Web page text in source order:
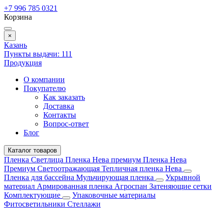
+7 996 785 0321
Корзина
×
Казань
Пункты выдачи: 111
Продукция
О компании
Покупателю
Как заказать
Доставка
Контакты
Вопрос-ответ
Блог
Каталог товаров
Пленка Светлица Пленка Нева премиум Пленка Нева
Премиум Светоотражающая Тепличная пленка Нева
Пленка для бассейна Мульчирующая пленка
Укрывной
материал Армированная пленка Агроспан Затеняющие сетки
Комплектующие
Упаковочные материалы
Фитосветильники Стеллажи